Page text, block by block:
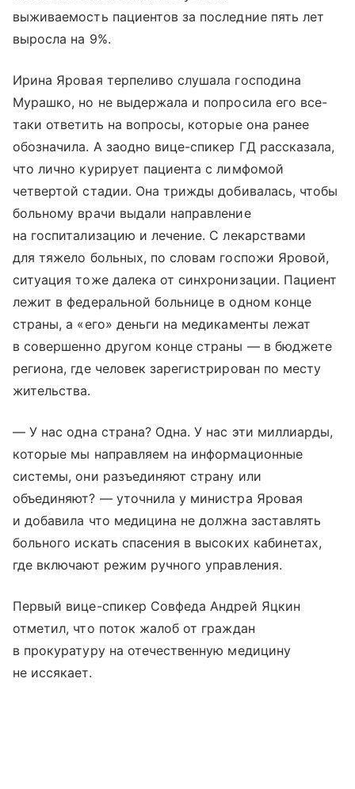
выживаемость пациентов за последние пять лет
выросла на 9%.
Ирина Яровая терпеливо слушала господина
Мурашко, но не выдержала и попросила его все-
таки ответить на вопросы, которые она ранее
обозначила. А заодно вице-спикер ГД рассказала,
что лично курирует пациента с лимфомой
четвертой стадии. Она трижды добивалась, чтобы
больному врачи выдали направление
на госпитализацию и лечение. С лекарствами
для тяжело больных, по словам госпожи Яровой,
ситуация тоже далека от синхронизации. Пациент
лежит в федеральной больнице в одном конце
страны, а «его» деньги на медикаменты лежат
в совершенно другом конце страны — в бюджете
региона, где человек зарегистрирован по месту
жительства.
— У нас одна страна? Одна. У нас эти миллиарды,
которые мы направляем на информационные
системы, они разъединяют страну или
объединяют? — уточнила у министра Яровая
и добавила что медицина не должна заставлять
больного искать спасения в высоких кабинетах,
где включают режим ручного управления.
Первый вице-спикер Совфеда Андрей Яцкин
отметил, что поток жалоб от граждан
в прокуратуру на отечественную медицину
не иссякает.